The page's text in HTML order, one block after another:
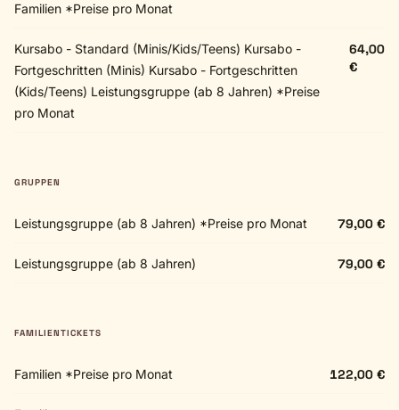
Familien *Preise pro Monat
Kursabo - Standard (Minis/Kids/Teens) Kursabo -
Fortgeschritten (Minis) Kursabo - Fortgeschritten
(Kids/Teens) Leistungsgruppe (ab 8 Jahren) *Preise
pro Monat
64,00
€
GRUPPEN
Leistungsgruppe (ab 8 Jahren) *Preise pro Monat 79,00 €
Leistungsgruppe (ab 8 Jahren) 79,00 €
FAMILIENTICKETS
Familien *Preise pro Monat 122,00 €